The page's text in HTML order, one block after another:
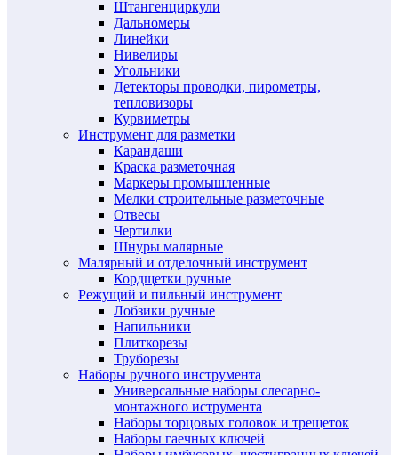
Штангенциркули
Дальномеры
Линейки
Нивелиры
Угольники
Детекторы проводки, пирометры,
тепловизоры
Курвиметры
Инструмент для разметки
Карандаши
Краска разметочная
Маркеры промышленные
Мелки строительные разметочные
Отвесы
Чертилки
Шнуры малярные
Малярный и отделочный инструмент
Кордщетки ручные
Режущий и пильный инструмент
Лобзики ручные
Напильники
Плиткорезы
Труборезы
Наборы ручного инструмента
Универсальные наборы слесарно-
монтажного иструмента
Наборы торцовых головок и трещеток
Наборы гаечных ключей